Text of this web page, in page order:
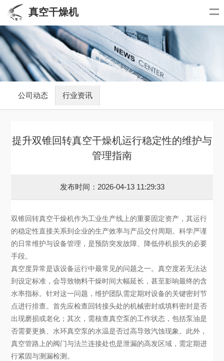
真空干燥机
公司动态 行业资讯
提升双锥回转真空干燥机运行稳定性的维护与
管理指南
发布时间：2026-04-13 11:29:33
双锥回转真空干燥机作为工业生产线上的重要固定资产，其运行
的稳定性直接关系到企业的生产效率与产品交付周期。科学严谨
的日常维护与设备管理，是预防突发故障、降低停机损失的必要
手段。
真空度异常是该设备运行中最常见的问题之一。真空度若无法达
到设定标准，会导致物料干燥时间大幅延长，甚至影响最终的含
水率指标。针对这一问题，维护团队需定期对设备的关键密封节
点进行排查。首先应检查回转接头处的机械密封或填料密封是否
出现磨损或老化；其次，需核查真空泵的工作状态，包括泵油是
否需要更换、水环真空泵的水温是否过高导致汽蚀现象。此外，
真空管路上的阀门与法兰连接处也是泄漏的高发区域，需定期进
行紧固与测漏检测。